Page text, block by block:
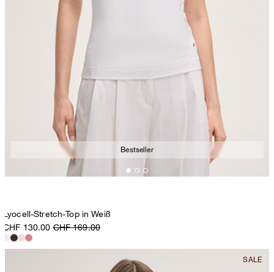
Bestseller
Lyocell-Stretch-Top in Weiß
CHF 130.00 CHF 169.00